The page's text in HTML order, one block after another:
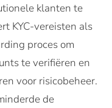
klanten te
KYC-vereisten als
proces om
te verifiëren en
voor risicobeheer.
de